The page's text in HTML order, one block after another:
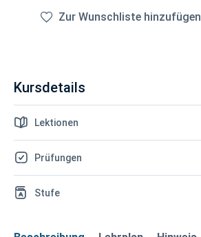
Zur Wunschliste hinzufügen
Kursdetails
Lektionen
Prüfungen
Stufe